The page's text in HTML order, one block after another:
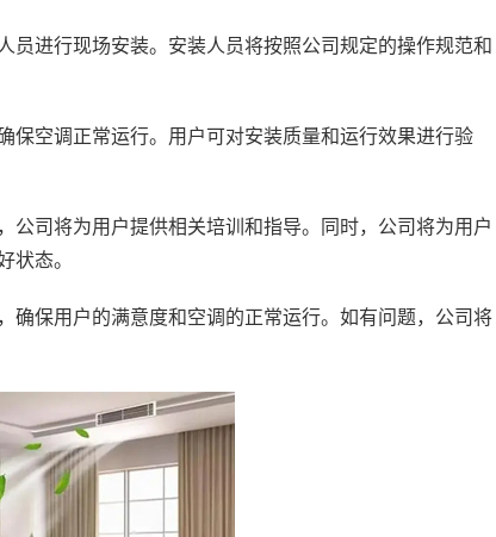
进行现场安装。安装人员将按照公司规定的操作规范和
空调正常运行。用户可对安装质量和运行效果进行验
司将为用户提供相关培训和指导。同时，公司将为用户
状态。
保用户的满意度和空调的正常运行。如有问题，公司将